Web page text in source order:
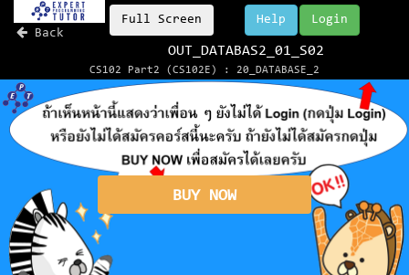
Back
Full Screen Login
Help
OUT_DATABAS2_01_S02
CS102 Part2 (CS102E) : 20_DATABASE_2
BUY NOW